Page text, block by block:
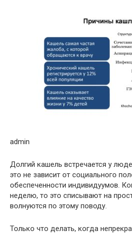
admin
Долгий кашель встречается у
это не зависит от социального
обеспеченности индивидуумов.
неделю, то это списывают на
волнуются по этому поводу.
Только что делать, когда